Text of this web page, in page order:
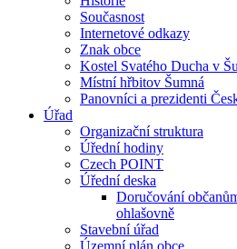
Současnost
Internetové odkazy
Znak obce
Kostel Svatého Ducha v
Místní hřbitov Šumná
Panovníci a prezidenti
Úřad
Organizační struktura
Úřední hodiny
Czech POINT
Úřední deska
Doručování
ohlašovně
Stavební úřad
Územní plán obce